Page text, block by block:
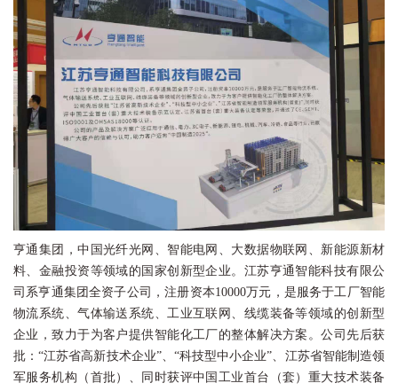
亨通集团，中国光纤光网、智能电网、大数据物联网、新能源新材
料、金融投资等领域的国家创新型企业。江苏亨通智能科技有限公
司系亨通集团全资子公司，注册资本10000万元，是服务于工厂智能
物流系统、气体输送系统、工业互联网、线缆装备等领域的创新型
企业，致力于为客户提供智能化工厂的整体解决方案。公司先后获
批：“江苏省高新技术企业”、“科技型中小企业”、江苏省智能制造领
军服务机构（首批）、同时获评中国工业首台（套）重大技术装备